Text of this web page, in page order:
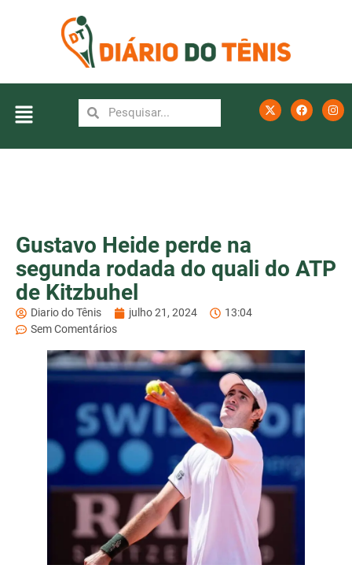
Gustavo Heide perde na
segunda rodada do quali do ATP
de Kitzbuhel
Diario do Tênis julho 21, 2024
13:04
Sem Comentários